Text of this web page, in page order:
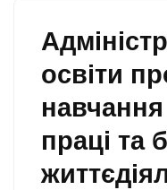
освіти
праці та